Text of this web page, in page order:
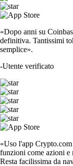
«Dopo anni su
definitiva. Tantissimi
semplice».
-Utente verificato
«Uso l'app
funzioni come azioni e
Resta facilissima da